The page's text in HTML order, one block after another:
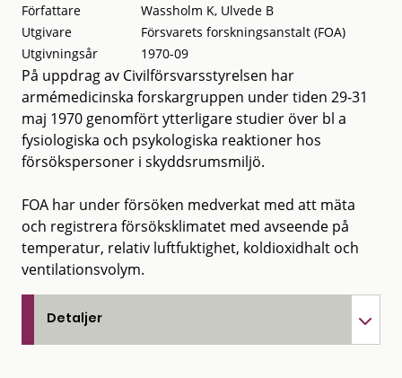
Författare
Wassholm K, Ulvede B
Utgivare
Försvarets forskningsanstalt (FOA)
Utgivningsår
1970-09
På uppdrag av Civilförsvarsstyrelsen har
armémedicinska forskargruppen under tiden 29-31
maj 1970 genomfört ytterligare studier över bl a
fysiologiska och psykologiska reaktioner hos
försökspersoner i skyddsrumsmiljö.
FOA har under försöken medverkat med att mäta
och registrera försöksklimatet med avseende på
temperatur, relativ luftfuktighet, koldioxidhalt och
ventilationsvolym.
Detaljer